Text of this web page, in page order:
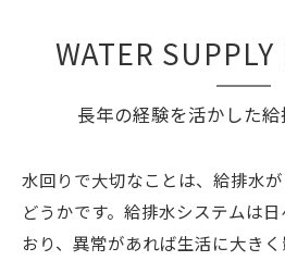
長年の経験を活かした
WATER
水回りで大切なことは、給排水
どうかです。給排水システムは
おり、異常があれば生活に大き